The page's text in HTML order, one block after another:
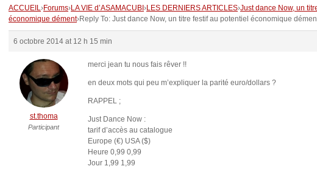
ACCUEIL›Forums›LA VIE d’ASAMACUBI ›LES DERNIERS ARTICLES›Just dance Now, un
économique dément›Reply To: Just dance Now, un titre festif au potentiel économique
6 octobre 2014 at 12 h 15 min
st.thoma
Participant
merci jean tu nous fais rêver !!
en deux mots qui peu m’expliquer la parité euro/dollars ?
RAPPEL ;
Just Dance Now :
tarif d’accès au catalogue
Europe (€) USA ($)
Heure 0,99 0,99
Jour 1,99 1,99